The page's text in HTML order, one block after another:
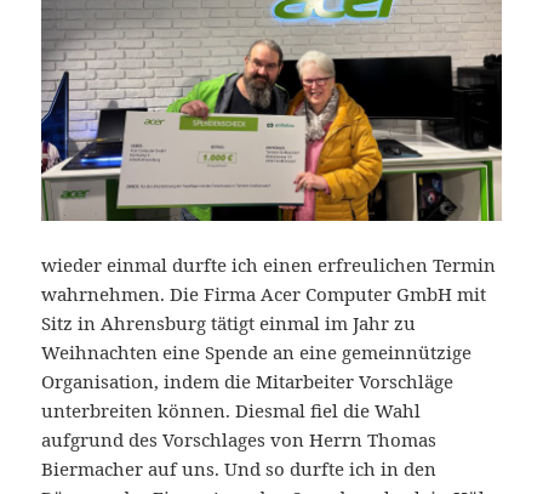
wieder einmal durfte ich einen erfreulichen Termin
wahrnehmen. Die Firma Acer Computer GmbH mit
Sitz in Ahrensburg tätigt einmal im Jahr zu
Weihnachten eine Spende an eine gemeinnützige
Organisation, indem die Mitarbeiter Vorschläge
unterbreiten können. Diesmal fiel die Wahl
aufgrund des Vorschlages von Herrn Thomas
Biermacher auf uns. Und so durfte ich in den